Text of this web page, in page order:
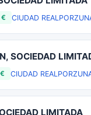
CIUDAD REAL
SOCIEDAD
CIUDAD REAL
LIMITADA